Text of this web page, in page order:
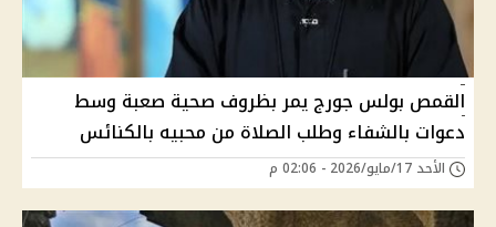
القمص بولس جورج يمر بظروف صحية صعبة وسط
دعوات بالشفاء وطلب الصلاة من محبيه بالكنائس
الأحد 17/مايو/2026 - 02:06 م